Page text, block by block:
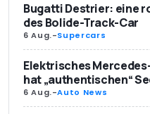
Bugatti Destrier: eine
des Bolide-Track-Car
6 Aug.-Supercars
Elektrisches
hat „authentischen“
6 Aug.-Auto News